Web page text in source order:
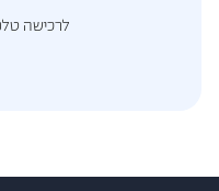
לרכישה טלפונית